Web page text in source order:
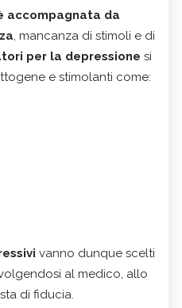
accompagnata da
, mancanza di stimoli e di
per la depressione si
e stimolanti come:
vanno dunque scelti
al medico, allo
di fiducia.